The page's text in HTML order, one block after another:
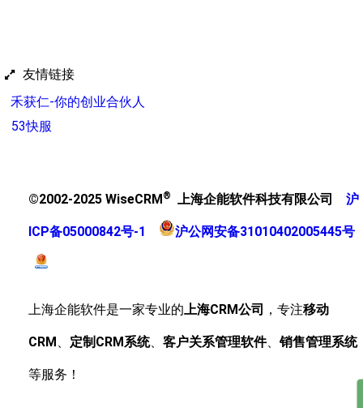
友情链接
禾获仁-你的创业合伙人
53快服
©2002-2025 WiseCRM ® 上海企能软件科技有限公司 沪
ICP备05000842号-1 沪公网安备31010402005445号
上海企能软件是一家专业的上海CRM公司 ，专注移动
CRM 、 定制CRM系统、 客户关系管理软件、销售管理系统
等服务！